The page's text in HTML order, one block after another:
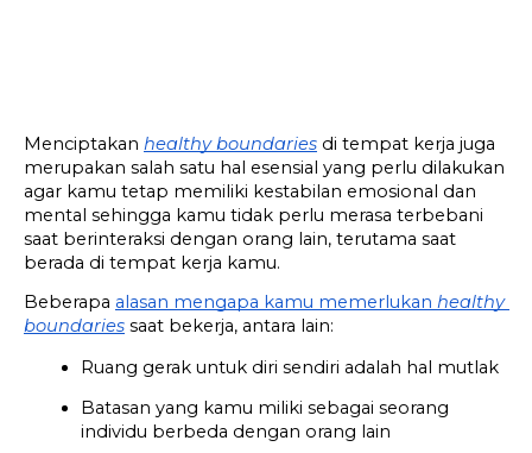
Menciptakan healthy boundaries di tempat kerja juga
merupakan salah satu hal esensial yang perlu dilakukan
agar kamu tetap memiliki kestabilan emosional dan
mental sehingga kamu tidak perlu merasa terbebani
saat berinteraksi dengan orang lain, terutama saat
berada di tempat kerja kamu.
Beberapa alasan mengapa kamu memerlukan healthy
boundaries saat bekerja, antara lain:
Ruang gerak untuk diri sendiri adalah hal mutlak
Batasan yang kamu miliki sebagai seorang
individu berbeda dengan orang lain